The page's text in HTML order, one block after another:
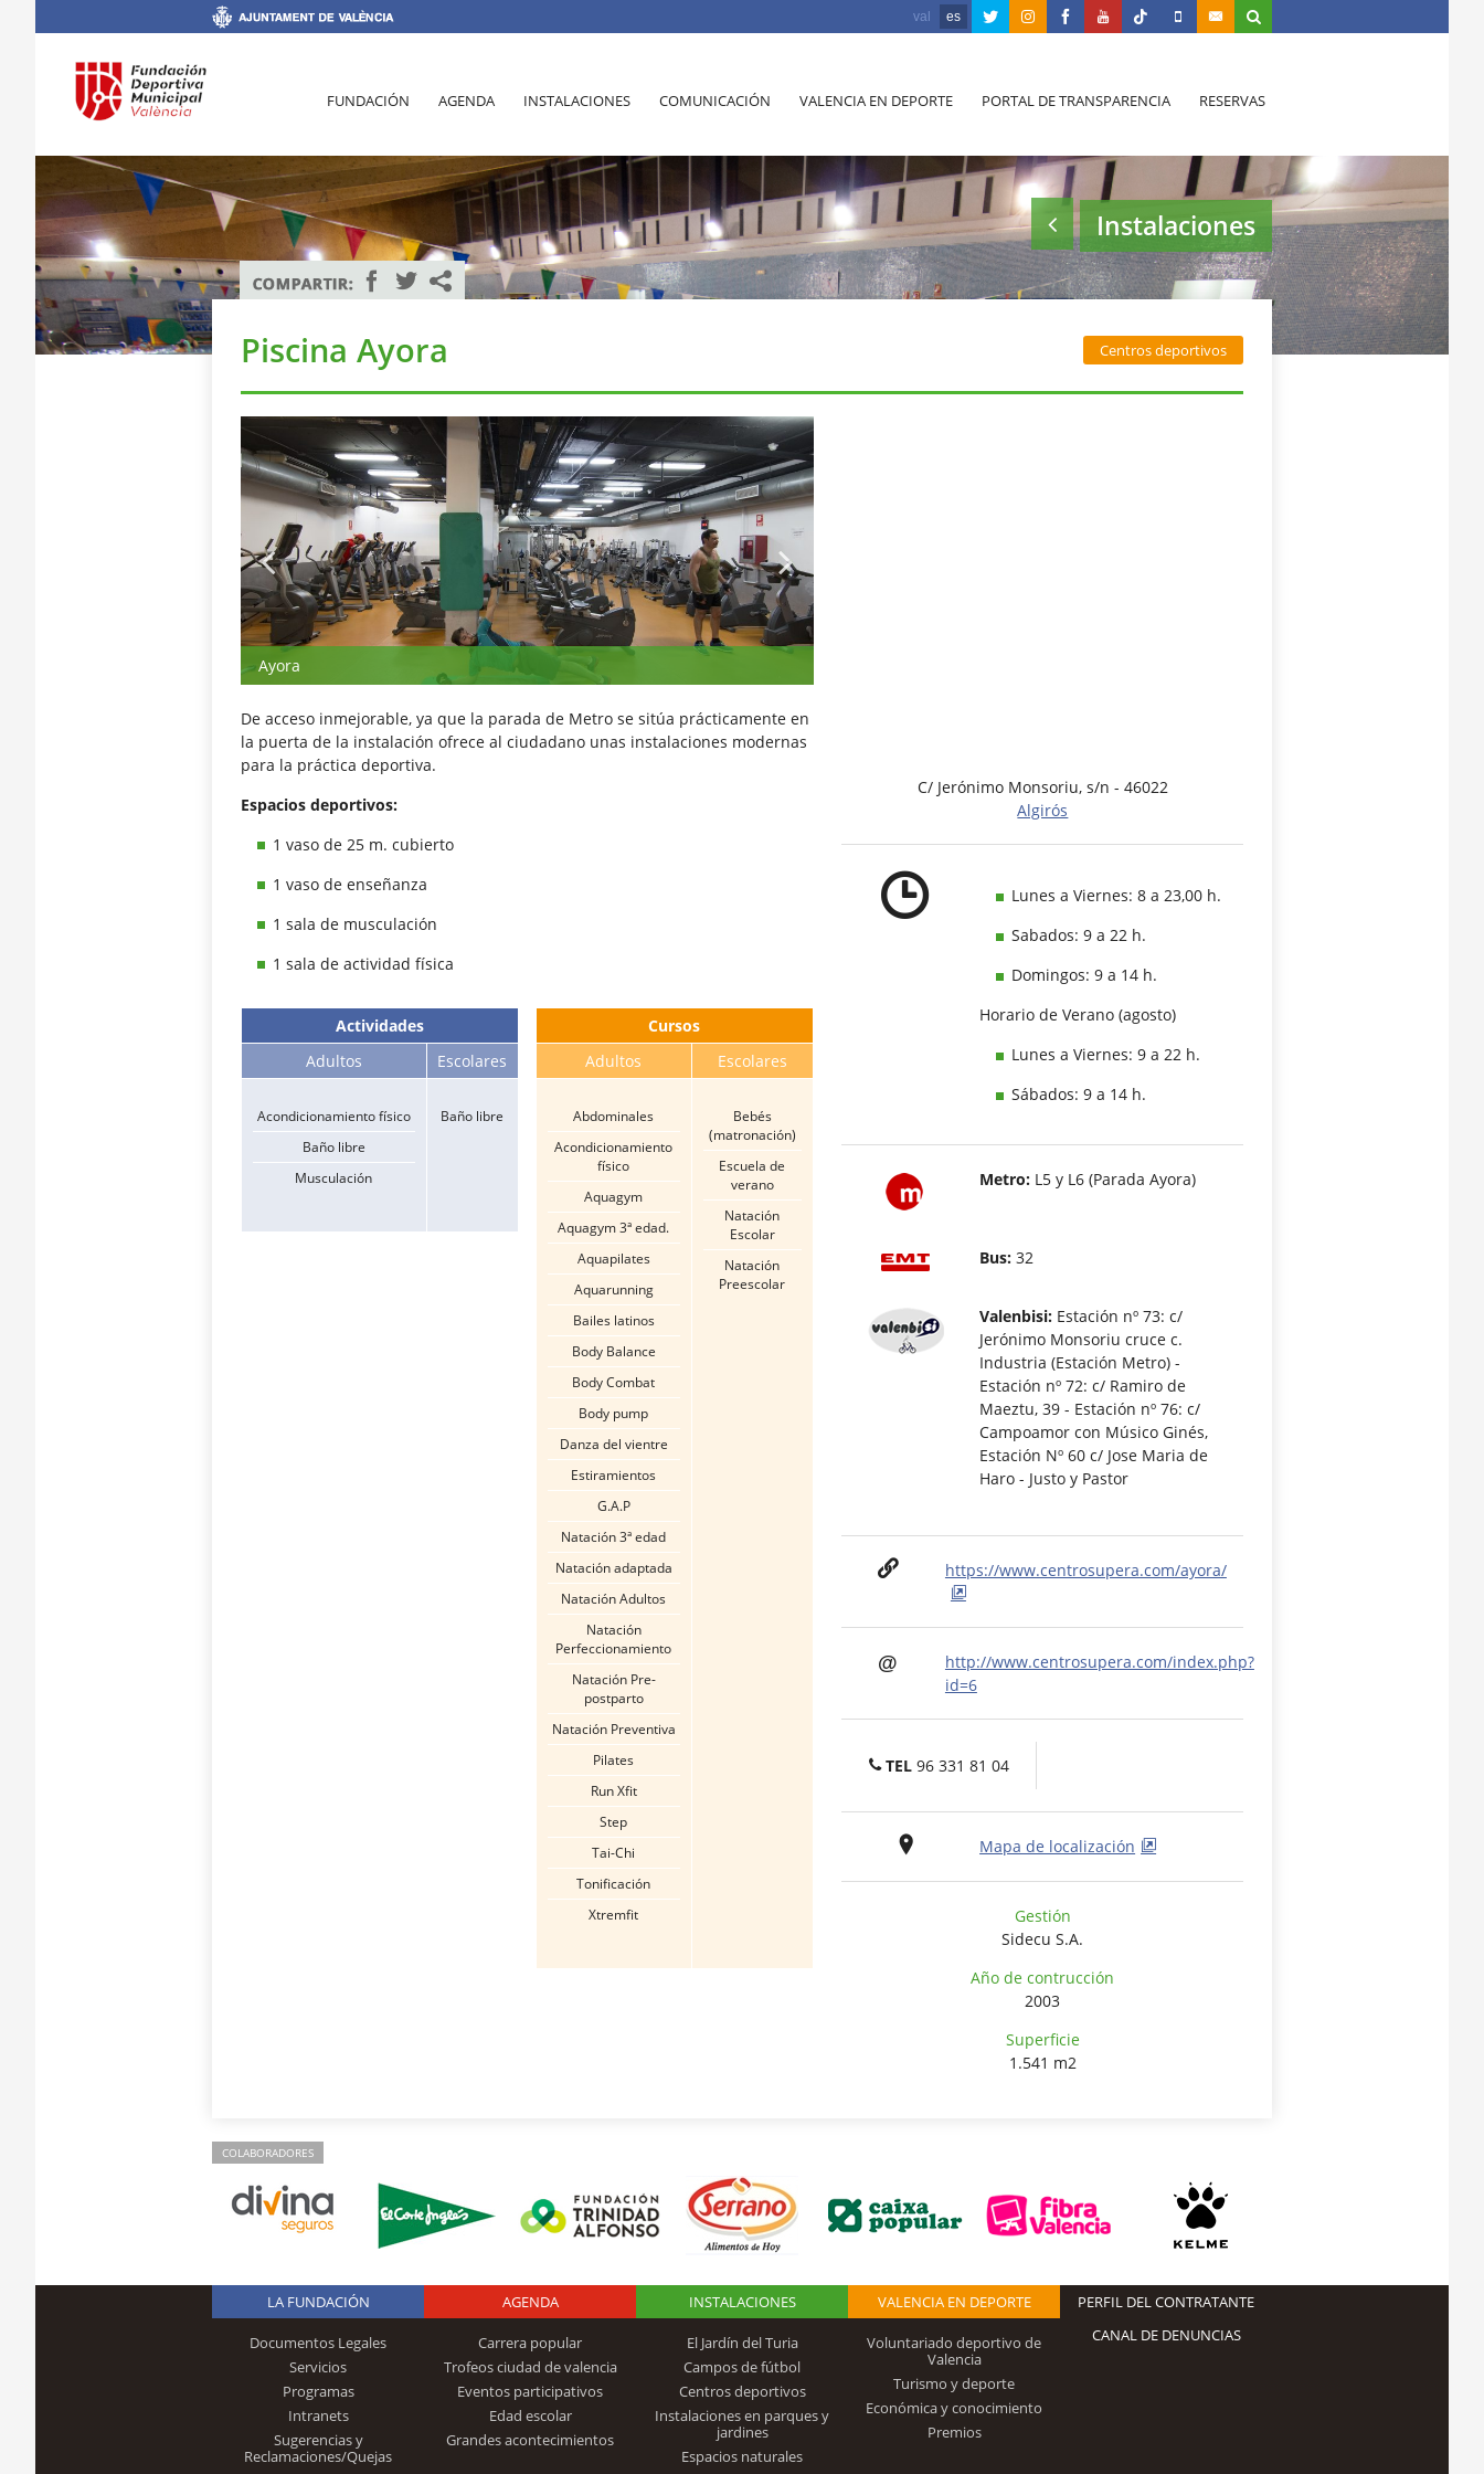
val es
FUNDACIÓN AGENDA INSTALACIONES COMUNICACIÓN VALENCIA EN DEPORTE PORTAL DE TRANSPARENCIA RESERVAS
Instalaciones
Piscina Ayora Centros deportivos
Ayora
De acceso inmejorable, ya que la parada de Metro se sitúa prácticamente en
la puerta de la instalación ofrece al ciudadano unas instalaciones modernas
para la práctica deportiva.
Espacios deportivos:
1 vaso de 25 m. cubierto
1 vaso de enseñanza
1 sala de musculación
1 sala de actividad física
Actividades
Adultos
Escolares
Acondicionamiento físico
Baño libre
Musculación
Baño libre
Cursos
Adultos
Escolares
Abdominales
Acondicionamiento
físico
Aquagym
Aquagym 3ª edad.
Aquapilates
Aquarunning
Bailes latinos
Body Balance
Body Combat
Body pump
Danza del vientre
Estiramientos
G.A.P
Natación 3ª edad
Natación adaptada
Natación Adultos
Natación
Perfeccionamiento
Natación Pre-
postparto
Natación Preventiva
Pilates
Run Xfit
Step
Tai-Chi
Tonificación
Xtremfit
Bebés
(matronación)
Escuela de
verano
Natación
Escolar
Natación
Preescolar
C/ Jerónimo Monsoriu, s/n - 46022
Algirós
Lunes a Viernes: 8 a 23,00 h.
Sabados: 9 a 22 h.
Domingos: 9 a 14 h.
Horario de Verano (agosto)
Lunes a Viernes: 9 a 22 h.
Sábados: 9 a 14 h.
Metro: L5 y L6 (Parada Ayora)
Bus: 32
Valenbisi: Estación nº 73: c/
Jerónimo Monsoriu cruce c.
Industria (Estación Metro) -
Estación nº 72: c/ Ramiro de
Maeztu, 39 - Estación nº 76: c/
Campoamor con Músico Ginés,
Estación Nº 60 c/ Jose Maria de
Haro - Justo y Pastor
https://www.centrosupera.com/ayora/
http://www.centrosupera.com/index.php?
id=6
TEL 96 331 81 04
Mapa de localización
Gestión
Sidecu S.A.
Año de contrucción
2003
Superficie
1.541 m2
COLABORADORES
Logo Fundación
Trinidad Alfonso
LA FUNDACIÓN
Documentos Legales
Servicios
Programas
Intranets
Sugerencias y
Reclamaciones/Quejas
AGENDA
Carrera popular
Trofeos ciudad de valencia
Eventos participativos
Edad escolar
Grandes acontecimientos
INSTALACIONES
El Jardín del Turia
Campos de fútbol
Centros deportivos
Instalaciones en parques y
jardines
Espacios naturales
VALENCIA EN DEPORTE
Voluntariado deportivo de
Valencia
Turismo y deporte
Económica y conocimiento
Premios
PERFIL DEL CONTRATANTE
CANAL DE DENUNCIAS